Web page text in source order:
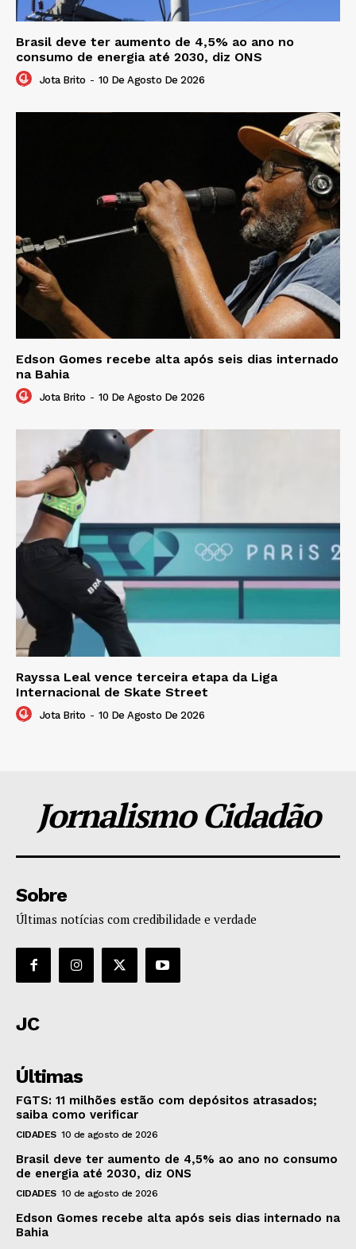
Brasil deve ter aumento de 4,5% ao ano no
consumo de energia até 2030, diz ONS
Jota Brito - 10 De Agosto De 2026
Edson Gomes recebe alta após seis dias internado
na Bahia
Jota Brito - 10 De Agosto De 2026
Rayssa Leal vence terceira etapa da Liga
Internacional de Skate Street
Jota Brito - 10 De Agosto De 2026
Jornalismo Cidadão
Sobre
Últimas notícias com credibilidade e verdade
JC
Últimas
FGTS: 11 milhões estão com depósitos atrasados;
saiba como verificar
CIDADES 10 de agosto de 2026
Brasil deve ter aumento de 4,5% ao ano no consumo
de energia até 2030, diz ONS
CIDADES 10 de agosto de 2026
Edson Gomes recebe alta após seis dias internado na
Bahia